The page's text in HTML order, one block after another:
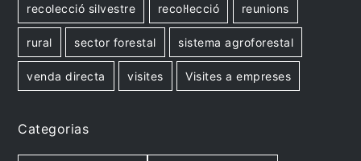
recolecció silvestre recol·lecció reunions
rural sector forestal sistema agroforestal
venda directa visites Visites a empreses
Categorias